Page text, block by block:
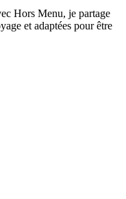
Hors Menu, je partage
et adaptées pour être